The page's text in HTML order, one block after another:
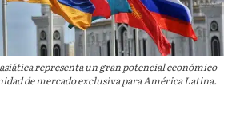
representa un gran potencial económico
de mercado exclusiva para América Latina.